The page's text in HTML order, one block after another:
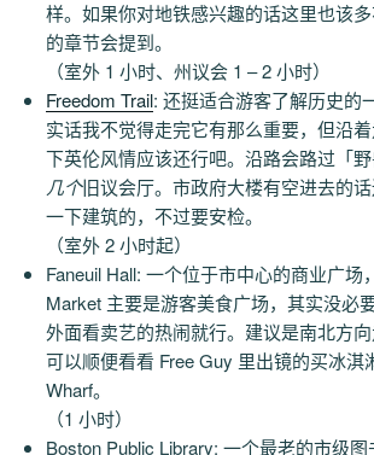
样。如果你对地铁感兴趣的话这里也该
的章节会提到。
（室外 1 小时、州议会 1 – 2 小时）
Freedom Trail: 还挺适合游客了解历史的
实话我不觉得走完它有那么重要，但沿
下英伦风情应该还行吧。沿路会路过「
几个旧议会厅。市政府大楼有空进去的
一下建筑的，不过要安检。
（室外 2 小时起）
Faneuil Hall: 一个位于市中心的商业广场
Market 主要是游客美食广场，其实没必
外面看卖艺的热闹就行。建议是南北方
可以顺便看看 Free Guy 里出镜的买冰淇
Wharf。
（1 小时）
Boston Public Library: 一个最老的市级图